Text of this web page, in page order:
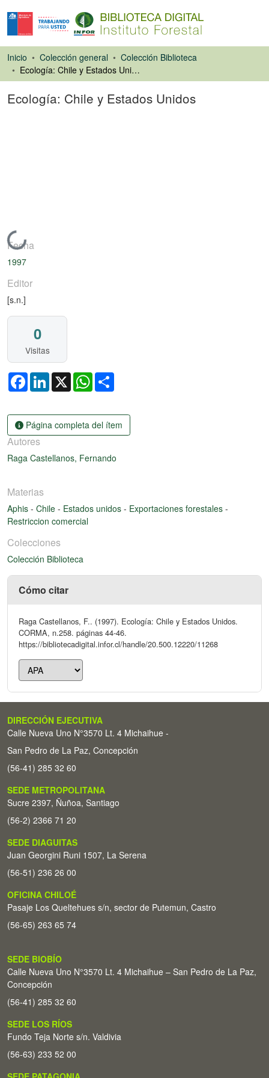
Inicio Colección general
Colección Biblioteca
Ecología: Chile y Estados Unidos
Ecología: Chile y Estados Unidos
Cargando...
Fecha
1997
Editor
[s.n.]
0
Visitas
FacebookLinkedIn
X WhatsApp
Página completa del ítem
Autores
Raga Castellanos, Fernando
Materias
Aphis - Chile - Estados unidos - Exportaciones forestales -
Restriccion comercial
Colecciones
Colección Biblioteca
Cómo citar
Raga Castellanos, F.. (1997). Ecología: Chile y Estados Unidos.
CORMA, n.258. páginas 44-46.
https://bibliotecadigital.infor.cl/handle/20.500.12220/11268
DIRECCIÓN EJECUTIVA
Calle Nueva Uno N°3570 Lt. 4 Michaihue -
San Pedro de La Paz, Concepción
(56-41) 285 32 60
SEDE METROPOLITANA
Sucre 2397, Ñuñoa, Santiago
(56-2) 2366 71 20
SEDE DIAGUITAS
Juan Georgini Runi 1507, La Serena
(56-51) 236 26 00
OFICINA CHILOÉ
Pasaje Los Queltehues s/n, sector de Putemun, Castro
(56-65) 263 65 74
SEDE BIOBÍO
Calle Nueva Uno N°3570 Lt. 4 Michaihue – San Pedro de La Paz,
Concepción
(56-41) 285 32 60
SEDE LOS RÍOS
Fundo Teja Norte s/n. Valdivia
(56-63) 233 52 00